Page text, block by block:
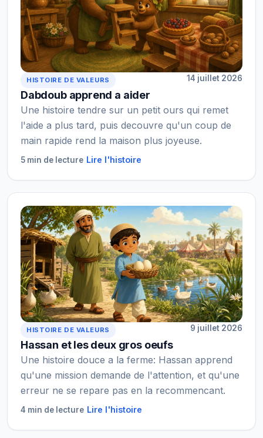
HISTOIRE DE VALEURS 14 juillet 2026
Dabdoub apprend a aider
Une histoire tendre sur un petit ours qui remet
l'aide a plus tard, puis decouvre qu'un coup de
main rapide rend la maison plus joyeuse.
5 min de lecture Lire l'histoire
HISTOIRE DE VALEURS 9 juillet 2026
Hassan et les deux gros oeufs
Une histoire douce a la ferme: Hassan apprend
qu'une mission demande de l'attention, et qu'une
erreur ne se repare pas en la recommencant.
4 min de lecture Lire l'histoire